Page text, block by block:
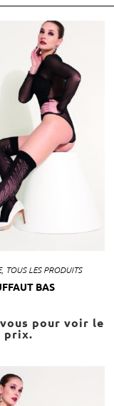
, TOUS LES PRODUITS
BAS
pour voir le
prix.